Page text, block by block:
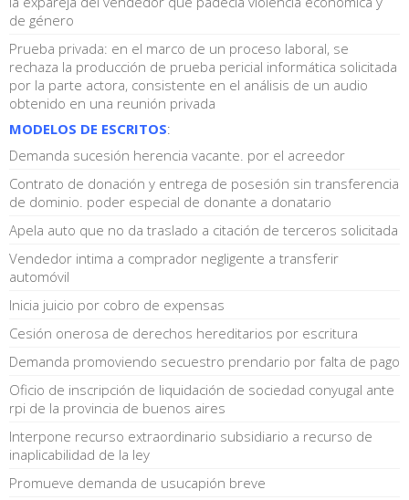
de género
Prueba privada: en el marco de un proceso laboral, se
rechaza la producción de prueba pericial informática solicitada
por la parte actora, consistente en el análisis de un audio
obtenido en una reunión privada
MODELOS DE ESCRITOS:
Demanda sucesión herencia vacante. por el acreedor
Contrato de donación y entrega de posesión sin transferencia
de dominio. poder especial de donante a donatario
Apela auto que no da traslado a citación de terceros solicitada
Vendedor intima a comprador negligente a transferir
automóvil
Inicia juicio por cobro de expensas
Cesión onerosa de derechos hereditarios por escritura
Demanda promoviendo secuestro prendario por falta de pago
Oficio de inscripción de liquidación de sociedad conyugal ante
rpi de la provincia de buenos aires
Interpone recurso extraordinario subsidiario a recurso de
inaplicabilidad de la ley
Promueve demanda de usucapión breve